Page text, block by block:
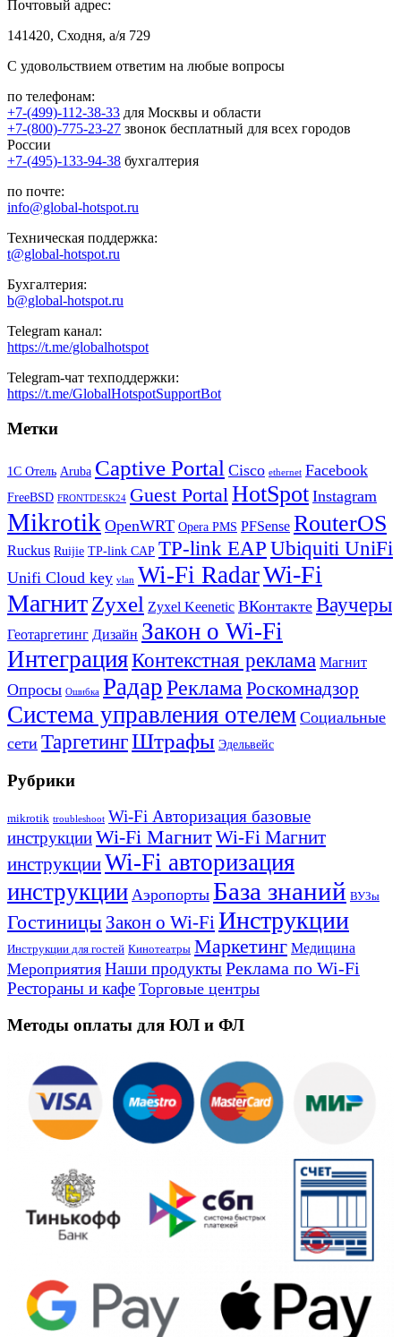
Почтовый адрес:
141420, Сходня, а/я 729
С удовольствием ответим на любые вопросы
по телефонам:
+7-(499)-112-38-33 для Москвы и области
+7-(800)-775-23-27 звонок бесплатный для всех городов
России
+7-(495)-133-94-38 бухгалтерия
по почте:
info@global-hotspot.ru
Техническая поддержка:
t@global-hotspot.ru
Бухгалтерия:
b@global-hotspot.ru
Telegram канал:
https://t.me/globalhotspot
Telegram-чат техподдержки:
https://t.me/GlobalHotspotSupportBot
Метки
1С Отель Aruba Captive Portal Cisco ethernet Facebook
FreeBSD FRONTDESK24 Guest Portal HotSpot Instagram
Mikrotik OpenWRT Opera PMS PFSense RouterOS
Ruckus Ruijie TP-link CAP TP-link EAP Ubiquiti UniFi
Unifi Cloud key vlan Wi-Fi RadarWi-Fi
МагнитZyxel Zyxel Keenetic ВКонтакте Ваучеры
Геотаргетинг Дизайн Закон о Wi-Fi
ИнтеграцияКонтекстная реклама Магнит
Опросы Ошибка РадарРеклама Роскомнадзор
Система управления отелем Социальные
сети ТаргетингШтрафы Эдельвейс
Рубрики
mikrotik troubleshoot Wi-Fi Авторизация базовые
инструкцииWi-Fi МагнитWi-Fi Магнит
инструкцииWi-Fi авторизация
инструкции Аэропорты База знаний ВУЗы
Гостиницы Закон о Wi-FiИнструкции
Инструкции для гостей Кинотеатры Маркетинг Медицина
Мероприятия Наши продуктыРеклама по Wi-Fi
Рестораны и кафе Торговые центры
Методы оплаты для ЮЛ и ФЛ